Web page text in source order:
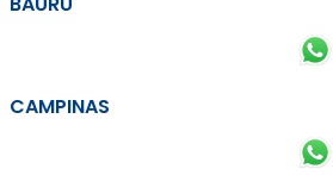
CAMPINAS